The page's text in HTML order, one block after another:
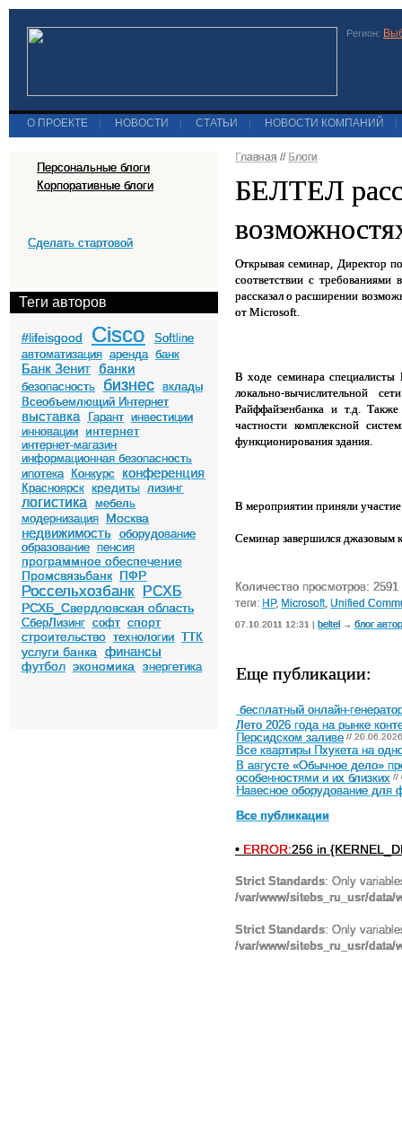
Регион:
О ПРОЕКТЕ НОВОСТИ СТАТЬИ НОВОСТИ КОМПАНИЙ
Персональные блоги
Корпоративные блоги
Сделать стартовой
Теги авторов
#lifeisgood Cisco
Softline
автоматизация аренда банк
Банк Зенит банки
безопасность бизнес
вклады
Всеобъемлющий Интернет
выставка Гарант инвестиции
инновации
интернет
интернет-магазин
информационная безопасность
ипотека
Конкурс конференция
Красноярск кредиты лизинг
логистика
мебель
модернизация
Москва
недвижимость оборудование
образование пенсия
программное обеспечение
Промсвязьбанк ПФР
Россельхозбанк РСХБ
РСХБ_Свердловская область
СберЛизинг софт спорт
строительство технологии ТТК
услуги банка финансы
футбол экономика энергетика
Главная // Блоги
БЕЛТЕЛ
Открывая семинар, Директор
соответствии с требованиями
рассказал орасширении
от Microsoft.
В ходе семинара
локально-
Райффайзенбанка и т.д.
частности комплексной
функционирования здания.
В мероприятии приняли
Семинар завершился джазовым
Количество просмотров: 2591
теги: HP, Microsoft, Unified
07.10.2011 12:31 | beltel → блог
Еще публикации:
бесплатный онлайн-
Лето 2026 года на рынке
Персидском заливе //
Все квартиры Пхукета на
В августе «Обычное дело»
особенностями и их близких //
Навесное оборудование для
Все публикации
• ERROR:256 in
Strict Standards: Only
/var/www/sitebs_ru_usr/
Strict Standards: Only
/var/www/sitebs_ru_usr/